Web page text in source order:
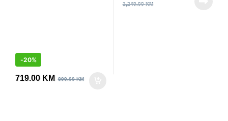
-20%
719.00 KM 899.00KM
1,249.00KM